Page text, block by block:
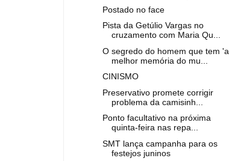
Postado no face
Pista da Getúlio Vargas no
cruzamento com Maria Qu...
O segredo do homem que tem 'a
melhor memória do mu...
CINISMO
Preservativo promete corrigir
problema da camisinh...
Ponto facultativo na próxima
quinta-feira nas repa...
SMT lança campanha para os
festejos juninos